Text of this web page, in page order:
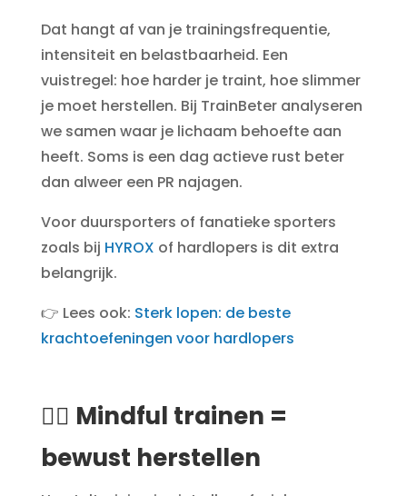
Dat hangt af van je trainingsfrequentie,
intensiteit en belastbaarheid. Een
vuistregel: hoe harder je traint, hoe slimmer
je moet herstellen. Bij TrainBeter analyseren
we samen waar je lichaam behoefte aan
heeft. Soms is een dag actieve rust beter
dan alweer een PR najagen.
Voor duursporters of fanatieke sporters
zoals bij HYROX of hardlopers is dit extra
belangrijk.
👉 Lees ook: Sterk lopen: de beste
krachtoefeningen voor hardlopers
🧘‍♂️ Mindful trainen =
bewust herstellen